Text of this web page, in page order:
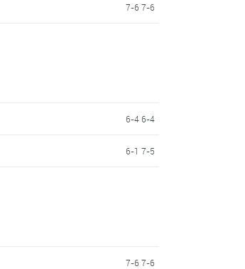
7-6 7-6
6-4 6-4
6-1 7-5
7-6 7-6